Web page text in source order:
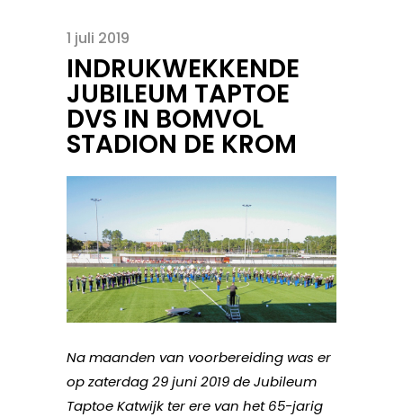
1 juli 2019
INDRUKWEKKENDE
JUBILEUM TAPTOE
DVS IN BOMVOL
STADION DE KROM
Na maanden van voorbereiding was er
op zaterdag 29 juni 2019 de Jubileum
Taptoe Katwijk ter ere van het 65-jarig